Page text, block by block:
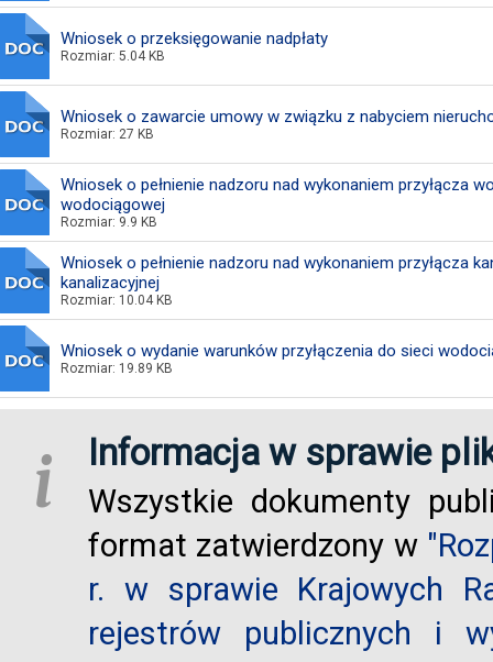
Wniosek o przeksięgowanie nadpłaty
Rozmiar: 5.04 KB
Wniosek o zawarcie umowy w związku z nabyciem
Rozmiar: 27 KB
Wniosek o pełnienie nadzoru nad wykonaniem przyłącza
wodociągowej
Rozmiar: 9.9 KB
Wniosek o pełnienie nadzoru nad wykonaniem przyłącza
kanalizacyjnej
Rozmiar: 10.04 KB
Wniosek o wydanie warunków przyłączenia do sieci
Rozmiar: 19.89 KB
i Informacja w sprawie
Wszystkie dokumenty
format zatwierdzony w
r. w sprawie Krajowych
rejestrów publicznych i